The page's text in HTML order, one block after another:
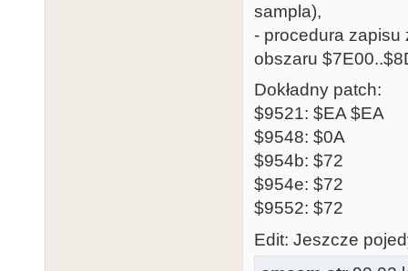
sampla),
- procedura zapisu
obszaru
Dokładny patch:
$9521: $EA $EA
$9548: $0A
$954b: $72
$954e: $72
$9552: $72
Edit: Jeszcze